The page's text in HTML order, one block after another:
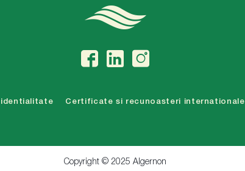
Certificate si recunoasteri internationale
Copyright © 2025 Algernon